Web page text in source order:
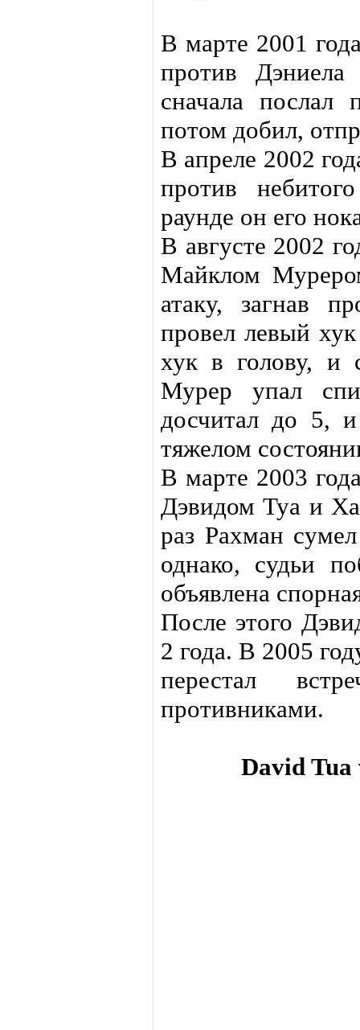
В марте 2001
против
сначала послал
потом добил,
В апреле 2002
против
раунде он его
В августе 2002
Майклом
атаку, загнав
провел левый
хук в голову, и
Мурер упал
досчитал до 5,
тяжелом
В марте 2003
Дэвидом Туа и
раз Рахман
однако, судьи
объявлена
После этого
2 года. В 2005
перестал
противниками.
David Tua